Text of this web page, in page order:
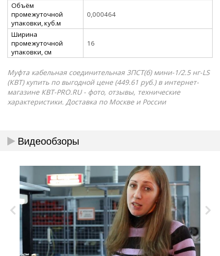
Объём
промежуточной
упаковки, куб.м
0,000464
Ширина
промежуточной
упаковки, см
16
Муфта кабельная соединительная 3ПСТ(б) мини-1/2.5 нг-LS
(КВТ) купить по выгодной цене (449.61 руб.) в интернет-
магазине КВТ-PRO.RU - фото, отзывы, технические
характеристики. Доставка по Москве и России
Видеообзоры